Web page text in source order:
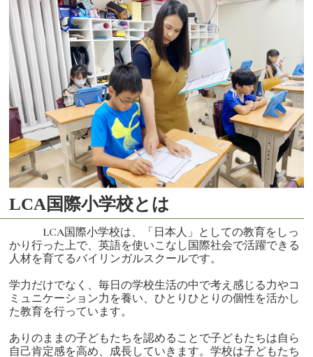
LCA国際小学校とは
LCA国際小学校は、「日本人」としての教育をしっ
かり行った上で、英語を使いこなし国際社会で活躍できる
人材を育てるバイリンガルスクールです。
学力だけでなく、毎日の学校生活の中で考え感じる力やコ
ミュニケーション力を養い、ひとりひとりの個性を活かし
た教育を行っています。
ありのままの子どもたちを認めることで子どもたちは自ら
自己肯定感を高め、成長していきます。学校は子どもたち